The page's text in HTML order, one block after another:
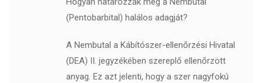
(Pentobarbital) halálos adagját?
A Nembutal a Kábítószer-ellenőrzési Hivatal
(DEA) II. jegyzékében szereplő ellenőrzött
anyag. Ez azt jelenti, hogy a szer nagyfokú